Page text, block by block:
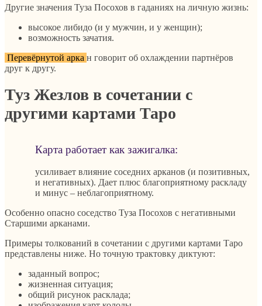
Другие значения Туза Посохов в гаданиях на личную жизнь:
высокое либидо (и у мужчин, и у женщин);
возможность зачатия.
Перевёрнутой арка н говорит об охлаждении партнёров
друг к другу.
Туз Жезлов в сочетании с
другими картами Таро
Карта работает как зажигалка:
усиливает влияние соседних арканов (и позитивных,
и негативных). Дает плюс благоприятному раскладу
и минус – неблагоприятному.
Особенно опасно соседство Туза Посохов с негативными
Старшими арканами.
Примеры толкований в сочетании с другими картами Таро
представлены ниже. Но точную трактовку диктуют:
заданный вопрос;
жизненная ситуация;
общий рисунок расклада;